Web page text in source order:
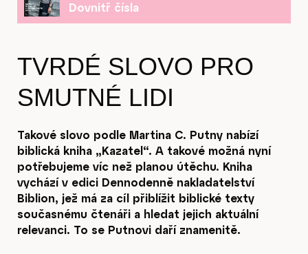
Dovnitř čísla
TVRDÉ SLOVO PRO
SMUTNÉ LIDI
Takové slovo podle Martina C. Putny nabízí
biblická kniha „Kazatel“. A takové možná nyní
potřebujeme víc než planou útěchu. Kniha
vychází v edici Dennodenně nakladatelství
Biblion, jež má za cíl přiblížit biblické texty
současnému čtenáři a hledat jejich aktuální
relevanci. To se Putnovi daří znamenitě.